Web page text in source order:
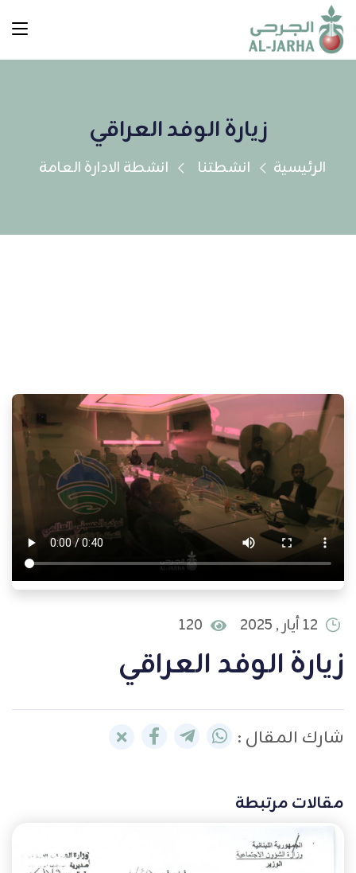
زيارة الوفد العراقي
الرئيسية انشطتنا انشطة الادارة العامة
12 أيار , 2025 120
زيارة الوفد العراقي
شارك المقال :
مقالات مرتبطة